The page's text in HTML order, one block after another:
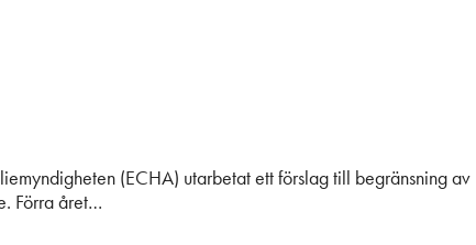
(ECHA) utarbetat ett förslag till begränsning av
Förra året…